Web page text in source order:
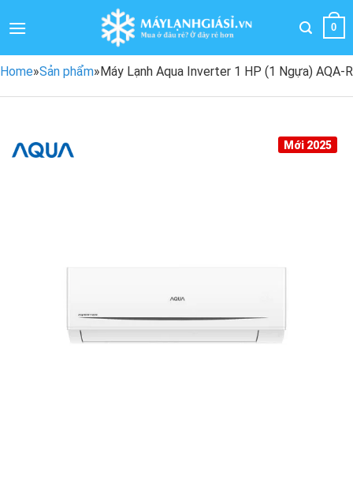
qua
dung
0
Home»Sản phẩm»Máy Lạnh Aqua Inverter 1 HP (1 Ngựa) AQA-
Mới 2025